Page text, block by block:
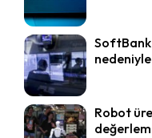
SoftBank
Robot